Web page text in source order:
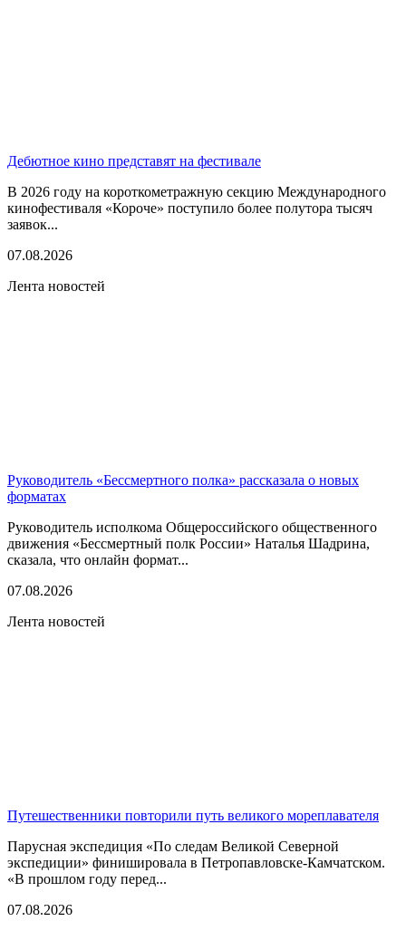
Дебютное кино представят на фестивале
В 2026 году на короткометражную секцию Международного
кинофестиваля «Короче» поступило более полутора тысяч
заявок...
07.08.2026
Лента новостей
Руководитель «Бессмертного полка» рассказала о новых
форматах
Руководитель исполкома Общероссийского общественного
движения «Бессмертный полк России» Наталья Шадрина,
сказала, что онлайн формат...
07.08.2026
Лента новостей
Путешественники повторили путь великого мореплавателя
Парусная экспедиция «По следам Великой Северной
экспедиции» финишировала в Петропавловске-Камчатском.
«В прошлом году перед...
07.08.2026